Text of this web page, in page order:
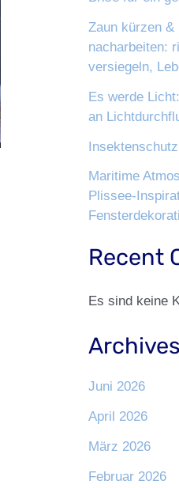
Zaun kürzen
nacharbeiten:
versiegeln,
Es werde
an
Maritime
Plissee-
Recent
Es sind keine
Archives
Juni 2026
April 2026
März 2026
Februar 2026